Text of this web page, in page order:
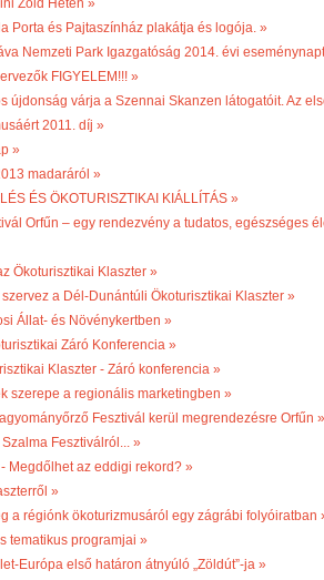
Zöld Héten »
Porta és Pajtaszínház plakátja és logója. »
Nemzeti Park Igazgatóság 2014. évi
FIGYELEM!!! »
újdonság várja a Szennai Skanzen látogatóit. Az
2011. díj »
»
madaráról »
ÉS ÖKOTURISZTIKAI KIÁLLÍTÁS »
Orfűn – egy rendezvény a tudatos, egészséges
Ökoturisztikai Klaszter »
a Dél-Dunántúli Ökoturisztikai Klaszter »
Állat- és Növénykertben »
Záró Konferencia »
Klaszter - Záró konferencia »
szerepe a regionális marketingben »
Fesztivál kerül megrendezésre Orfűn »
Fesztiválról... »
Megdőlhet az eddigi rekord? »
»
a régiónk ökoturizmusáról egy zágrábi folyóiratban
tematikus programjai »
Európa első határon átnyúló „Zöldút”-ja »